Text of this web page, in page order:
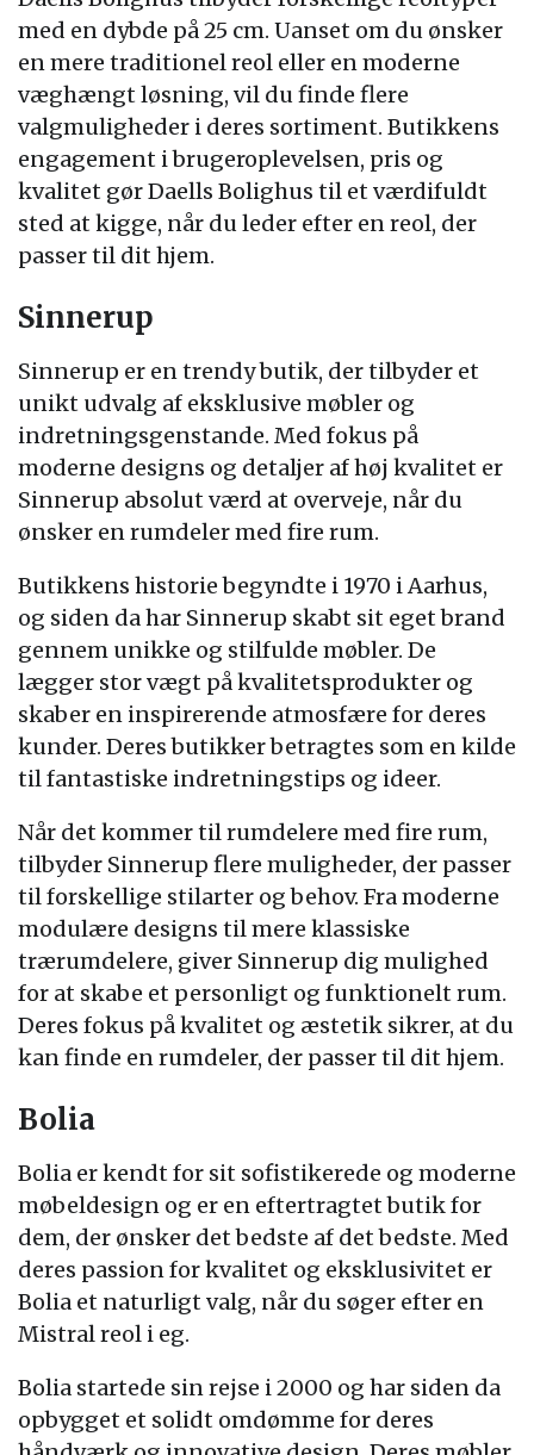
med en dybde på 25 cm. Uanset om du ønsker
en mere traditionel reol eller en moderne
væghængt løsning, vil du finde flere
valgmuligheder i deres sortiment. Butikkens
engagement i brugeroplevelsen, pris og
kvalitet gør Daells Bolighus til et værdifuldt
sted at kigge, når du leder efter en reol, der
passer til dit hjem.
Sinnerup
Sinnerup er en trendy butik, der tilbyder et
unikt udvalg af eksklusive møbler og
indretningsgenstande. Med fokus på
moderne designs og detaljer af høj kvalitet er
Sinnerup absolut værd at overveje, når du
ønsker en rumdeler med fire rum.
Butikkens historie begyndte i 1970 i Aarhus,
og siden da har Sinnerup skabt sit eget brand
gennem unikke og stilfulde møbler. De
lægger stor vægt på kvalitetsprodukter og
skaber en inspirerende atmosfære for deres
kunder. Deres butikker betragtes som en kilde
til fantastiske indretningstips og ideer.
Når det kommer til rumdelere med fire rum,
tilbyder Sinnerup flere muligheder, der passer
til forskellige stilarter og behov. Fra moderne
modulære designs til mere klassiske
trærumdelere, giver Sinnerup dig mulighed
for at skabe et personligt og funktionelt rum.
Deres fokus på kvalitet og æstetik sikrer, at du
kan finde en rumdeler, der passer til dit hjem.
Bolia
Bolia er kendt for sit sofistikerede og moderne
møbeldesign og er en eftertragtet butik for
dem, der ønsker det bedste af det bedste. Med
deres passion for kvalitet og eksklusivitet er
Bolia et naturligt valg, når du søger efter en
Mistral reol i eg.
Bolia startede sin rejse i 2000 og har siden da
opbygget et solidt omdømme for deres